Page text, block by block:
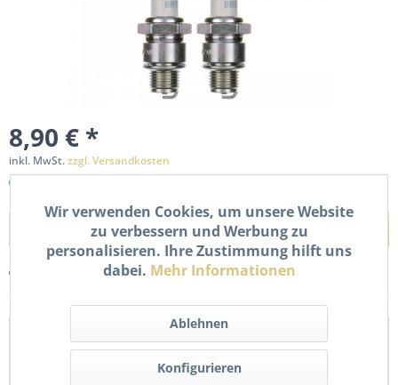
8,90 € *
inkl. MwSt.zzgl. Versandkosten
In denWarenkorb
Bewerten
Neue Zündkerze BR9HS, im 2er Pack. Details:
Schlüsselweite: 20,8 mm Gewindedurchmesser:...
Wir verwenden Cookies, um unsere Website
zu verbessern und Werbung zu
personalisieren. Ihre Zustimmung hilft uns
dabei. Mehr Informationen
Ablehnen
Konfigurieren